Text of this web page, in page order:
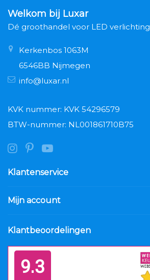
Welkom bij Luxar
Dé groothandel voor LED verlichting
Kerkenbos 1063M
6546BB Nijmegen
info@luxar.nl
KVK nummer: KVK 54296579
BTW-nummer: NL001861710B75
Klantenservice
Mijn account
Klantbeoordelingen